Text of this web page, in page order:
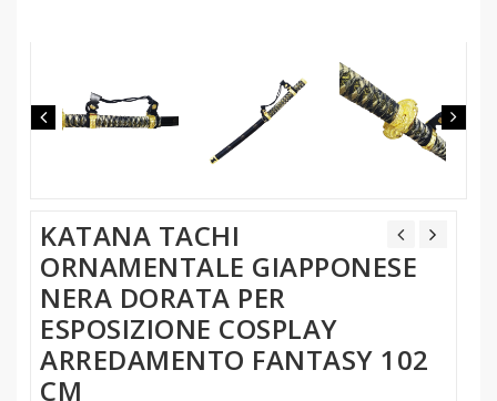
KATANA TACHI
ORNAMENTALE GIAPPONESE
NERA DORATA PER
ESPOSIZIONE COSPLAY
ARREDAMENTO FANTASY 102
CM